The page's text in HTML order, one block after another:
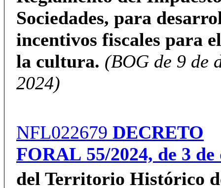
Sociedades, para
incentivos fiscales para
la cultura. (BOG de 9 de
2024)
NFL022679 DECRETO
FORAL 55/2024, de 3
del Territorio Histórico